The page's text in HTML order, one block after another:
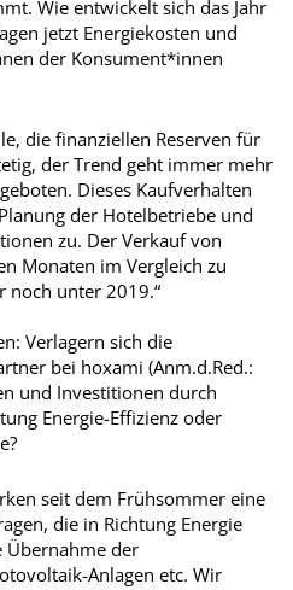
Wie entwickelt sich das Jahr
jetzt Energiekosten und
der Konsument*innen
die finanziellen Reserven für
der Trend geht immer mehr
Dieses Kaufverhalten
der Hotelbetriebe und
zu. Der Verkauf von
Monaten im Vergleich zu
noch unter 2019.“
Verlagern sich die
bei hoxami (Anm.d.Red.:
und Investitionen durch
Energie-Effizienz oder
seit dem Frühsommer eine
die in Richtung Energie
Übernahme der
Anlagen etc. Wir